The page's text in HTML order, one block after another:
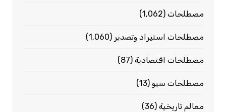
مصطلحات(1٬062)
مصطلحات استيراد وتصدير (1٬060)
مصطلحات اقتصادية(87)
مصطلحات سيو(13)
معالم تاريخية(36)